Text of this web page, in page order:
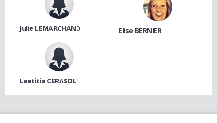
Julie LEMARCHAND Elise BERNIER
Laetitia CERASOLI